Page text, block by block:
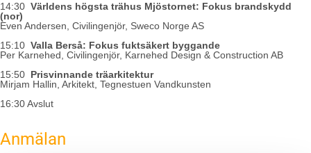
14:30 Världens högsta trähus Mjöstornet: Fokus brandskydd
(nor)
Even Andersen, Civilingenjör, Sweco Norge AS
15:10 Valla Berså: Fokus fuktsäkert byggande
Per Karnehed, Civilingenjör, Karnehed Design & Construction AB
15:50 Prisvinnande träarkitektur
Mirjam Hallin, Arkitekt, Tegnestuen Vandkunsten
16:30 Avslut
Anmälan